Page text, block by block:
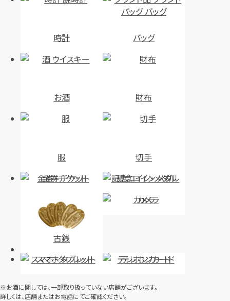
時計 バッグ
お酒 財布
服
切手
金券・チケット
記念コイン・メダル
古銭
カメラ
スマホ・タブレット テレホンカード
※お酒に関しては、一部取り扱っていない店舗がございます。
詳しくは、店舗またはお電話にてご確認ください。